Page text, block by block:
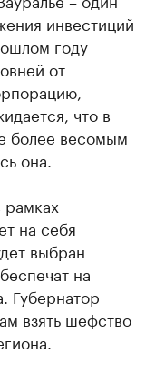
инвестиций
году
от
что в
более весомым
она.
рамках
на себя
выбран
на
Губернатор
взять шефство